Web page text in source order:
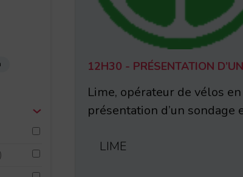
12H30 - PRÉSENTATION
Lime, opérateur de vélos
présentation d’un
LIME